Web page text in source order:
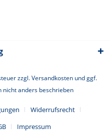
zzgl.Versandkosten und ggf.
nicht anders beschrieben
Widerrufsrecht
Impressum